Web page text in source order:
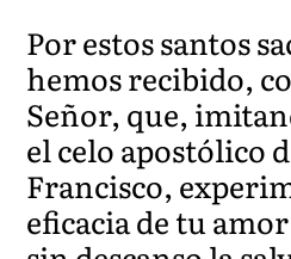
Por estos santos
hemos recibido,
Señor, que,
el celo apostólico
Francisco,
eficacia de tu